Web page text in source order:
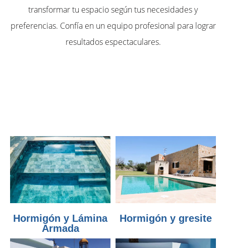
transformar tu espacio según tus necesidades y
preferencias. Confía en un equipo profesional para lograr
resultados espectaculares.
Hormigón y Lámina
Armada
Hormigón y gresite